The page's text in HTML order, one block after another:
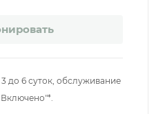
до 6 суток, обслуживание